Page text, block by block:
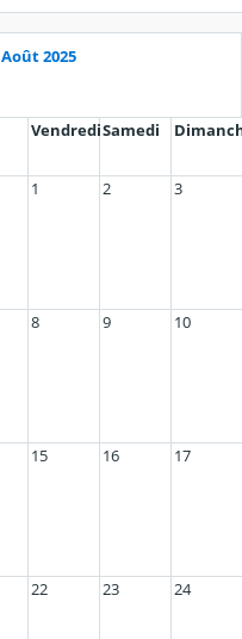
Août 2025
VendrediSamedi
1 2 3
8 9 10
15 16 17
22 23 24